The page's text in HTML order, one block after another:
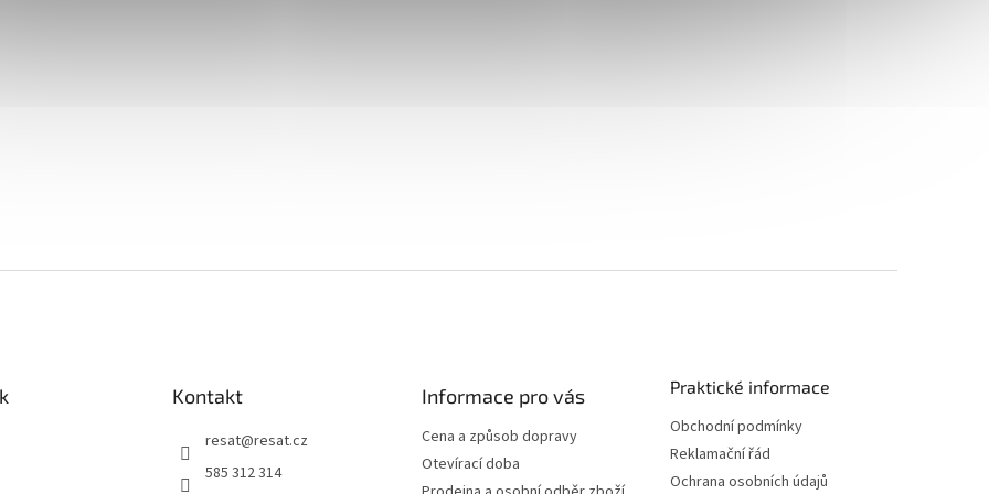
Kontakt
resat@resat.cz
585 312 314
Informace pro vás
Cena a způsob dopravy
Otevírací doba
Praktické informace
Obchodní podmínky
Reklamační řád
Ochrana osobních údajů